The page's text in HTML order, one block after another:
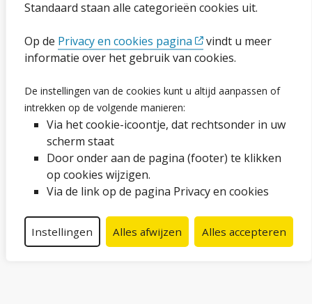
Standaard staan alle categorieën cookies uit.
Op de Privacy en cookies pagina
vindt u meer
informatie over het gebruik van cookies.
De instellingen van de cookies kunt u altijd aanpassen of
intrekken op de volgende manieren:
Via het cookie-icoontje, dat rechtsonder in uw
scherm staat
Door onder aan de pagina (footer) te klikken
op cookies wijzigen.
Via de link op de pagina Privacy en cookies
Instellingen Alles afwijzen Alles accepteren
Ga naar de pagina
Proclaimer en copyright
Webarchief
Volg ons op social media
Facebook
LinkedInInstagram
YouTube